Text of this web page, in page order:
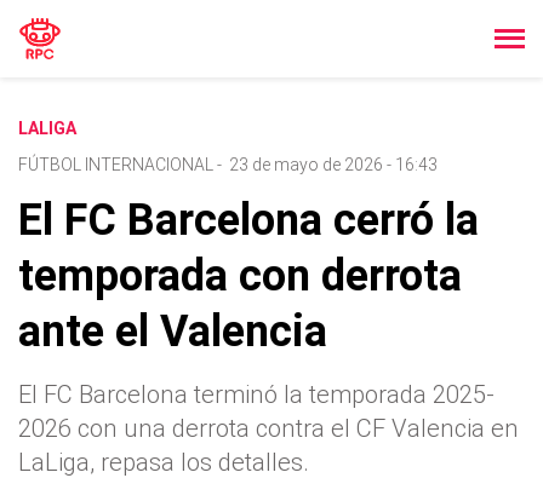
LALIGA
FÚTBOL INTERNACIONAL
- 23 de mayo de 2026 - 16:43
El FC Barcelona cerró la
temporada con derrota
ante el Valencia
El FC Barcelona terminó la temporada 2025-
2026 con una derrota contra el CF Valencia en
LaLiga, repasa los detalles.